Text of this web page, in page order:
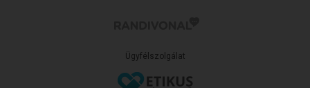
Ügyfélszolgálat